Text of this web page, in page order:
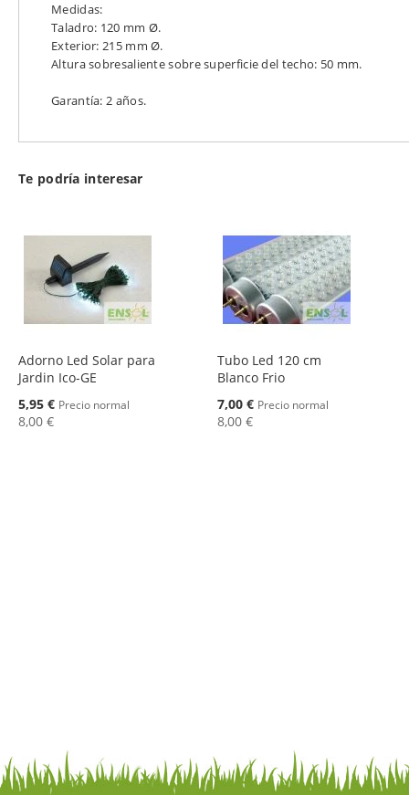
Medidas:
Taladro: 120 mm Ø.
Exterior: 215 mm Ø.
Altura sobresaliente sobre superficie del techo: 50 mm.
Garantía: 2 años.
Te podría interesar
Adorno Led Solar para
Jardin Ico-GE
Oferta
5,95 € Precio normal
8,00 €
Tubo Led 120 cm
Blanco Frio
Oferta
7,00 € Precio normal
8,00 €